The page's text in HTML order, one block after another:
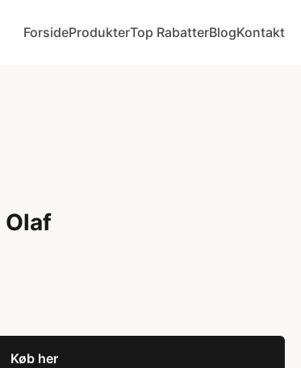
ForsideProdukterTop RabatterBlogKontakt
Køb her